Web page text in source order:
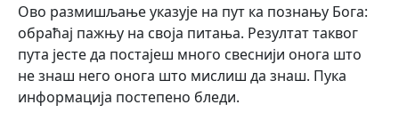
Ово размишљање указује на пут ка познању Бога:
обраћај пажњу на своја питања. Резултат таквог
пута јесте да постајеш много свеснији онога што
не знаш него онога што мислиш да знаш. Пука
информација постепено бледи.